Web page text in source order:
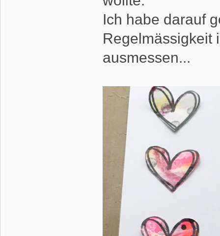
Ich habe darauf
Regelmässigkeit
ausmessen...